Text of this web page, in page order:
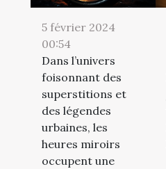
5 février 2024
00:54
Dans l’univers
foisonnant des
superstitions et
des légendes
urbaines, les
heures miroirs
occupent une